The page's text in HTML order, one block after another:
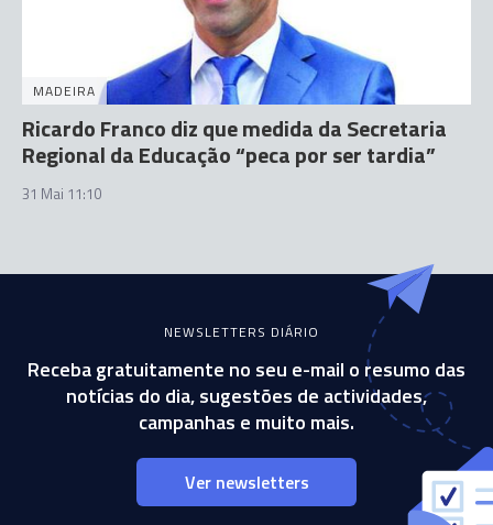
MADEIRA
Ricardo Franco diz que medida da Secretaria
Regional da Educação “peca por ser tardia”
31 Mai 11:10
NEWSLETTERS DIÁRIO
Receba gratuitamente no seu e-mail o resumo das
notícias do dia, sugestões de actividades,
campanhas e muito mais.
Ver newsletters